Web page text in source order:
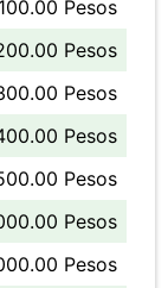
Pesos
Pesos
Pesos
Pesos
Pesos
Pesos
Pesos